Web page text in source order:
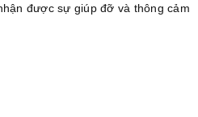
được sự giúp đỡ và thông cảm